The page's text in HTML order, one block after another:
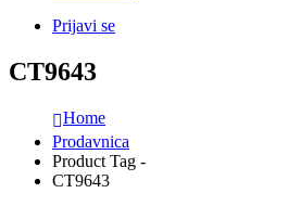
Prijavi se
CT9643
Home
Prodavnica
Product Tag -
CT9643